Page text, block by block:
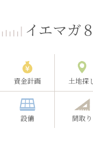
イエマガ
資金計画 土地探
設備 間取り